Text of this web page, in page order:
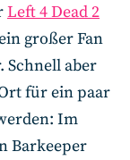
Left 4 Dead 2
großer Fan
Schnell aber
für ein paar
Im
Barkeeper